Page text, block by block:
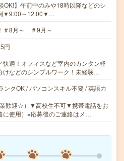
OK!】午前中のみや18時以降などのシ
▼9:00～12:00▼…
＃8月～ ＃9月～
円
快適！オフィスなど室内のカンタン軽
けなどのシンプルワーク！未経験…
ンクOK / パソコンスキル不要 / 英語力
歓迎☆）▼高校生不可▼携帯電話をお
に使用）※応募後のご連絡はメ…